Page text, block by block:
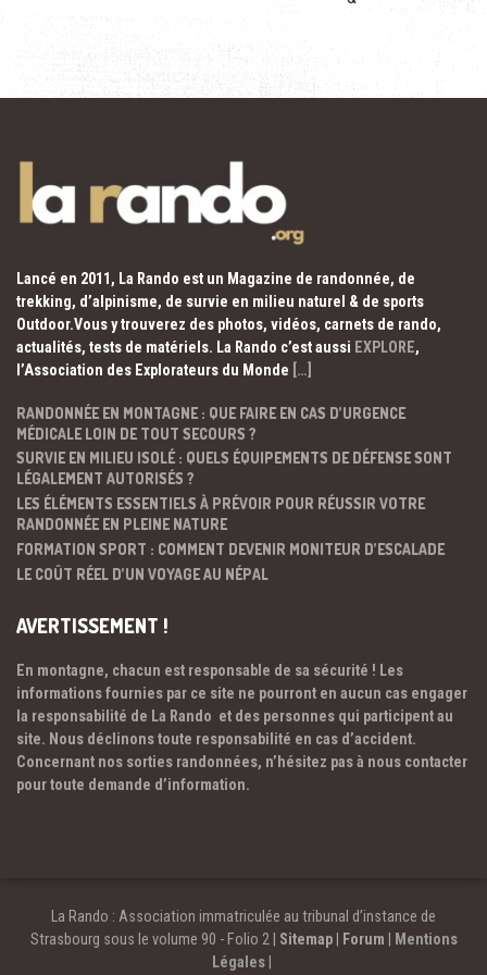
Lancé en 2011, La Rando est un Magazine de randonnée, de
trekking, d’alpinisme, de survie en milieu naturel & de sports
Outdoor.Vous y trouverez des photos, vidéos, carnets de rando,
actualités, tests de matériels. La Rando c’est aussi EXPLORE,
l’Association des Explorateurs du Monde […]
RANDONNÉE EN MONTAGNE : QUE FAIRE EN CAS D’URGENCE
MÉDICALE LOIN DE TOUT SECOURS ?
SURVIE EN MILIEU ISOLÉ : QUELS ÉQUIPEMENTS DE DÉFENSE SONT
LÉGALEMENT AUTORISÉS ?
LES ÉLÉMENTS ESSENTIELS À PRÉVOIR POUR RÉUSSIR VOTRE
RANDONNÉE EN PLEINE NATURE
FORMATION SPORT : COMMENT DEVENIR MONITEUR D’ESCALADE
LE COÛT RÉEL D’UN VOYAGE AU NÉPAL
AVERTISSEMENT !
En montagne, chacun est responsable de sa sécurité ! Les
informations fournies par ce site ne pourront en aucun cas engager
la responsabilité de La Rando et des personnes qui participent au
site. Nous déclinons toute responsabilité en cas d’accident.
Concernant nos sorties randonnées, n’hésitez pas à nous contacter
pour toute demande d’information.
La Rando : Association immatriculée au tribunal d’instance de
Strasbourg sous le volume 90 - Folio 2 | Sitemap| Forum
Mentions
Légales